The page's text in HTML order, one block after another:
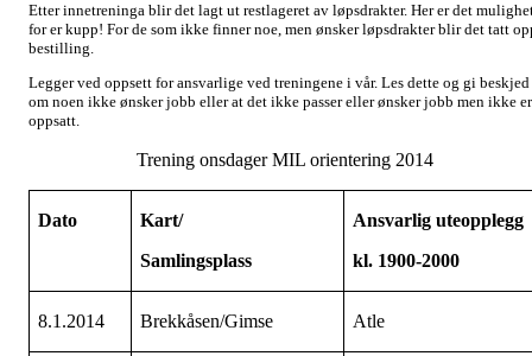
Etter innetreninga blir det lagt ut restlageret av løpsdrakter. Her er det
for er kupp! For de som ikke finner noe, men ønsker løpsdrakter blir det tatt
bestilling.
Legger ved oppsett for ansvarlige ved treningene i vår. Les dette og gi beskjed
om noen ikke ønsker jobb eller at det ikke passer eller ønsker jobb men ikke er
oppsatt.
Trening onsdager MIL orientering 2014
Dato
Kart/
Samlingsplass
Ansvarlig uteopplegg
kl. 1900-2000
8.1.2014 Brekkåsen/Gimse Atle